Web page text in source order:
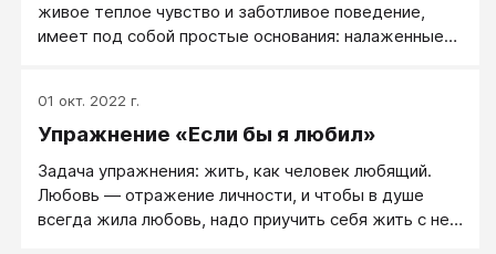
живое теплое чувство и заботливое поведение,
имеет под собой простые основания: налаженные
01 окт. 2022 г.
Упражнение «Если бы я любил»
Задача упражнения: жить, как человек любящий.
Любовь — отражение личности, и чтобы в душе
всегда жила любовь, надо приучить себя жить с нею